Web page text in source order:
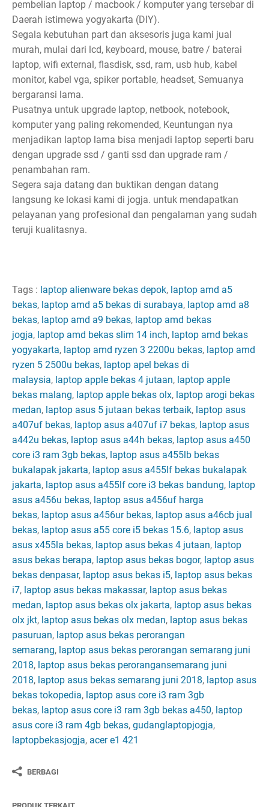
pembelian laptop / macbook / komputer yang tersebar di
Daerah istimewa yogyakarta (DIY).
Segala kebutuhan part dan aksesoris juga kami jual
murah, mulai dari lcd, keyboard, mouse, batre / baterai
laptop, wifi external, flasdisk, ssd, ram, usb hub, kabel
monitor, kabel vga, spiker portable, headset, Semuanya
bergaransi lama.
Pusatnya untuk upgrade laptop, netbook, notebook,
komputer yang paling rekomended, Keuntungan nya
menjadikan laptop lama bisa menjadi laptop seperti baru
dengan upgrade ssd / ganti ssd dan upgrade ram /
penambahan ram.
Segera saja datang dan buktikan dengan datang
langsung ke lokasi kami di jogja. untuk mendapatkan
pelayanan yang profesional dan pengalaman yang sudah
teruji kualitasnya.
Tags : laptop alienware bekas depok, laptop amd a5
bekas, laptop amd a5 bekas di surabaya, laptop amd a8
bekas, laptop amd a9 bekas, laptop amd bekas
jogja, laptop amd bekas slim 14 inch, laptop amd bekas
yogyakarta, laptop amd ryzen 3 2200u bekas, laptop amd
ryzen 5 2500u bekas, laptop apel bekas di
malaysia, laptop apple bekas 4 jutaan, laptop apple
bekas malang, laptop apple bekas olx, laptop arogi bekas
medan, laptop asus 5 jutaan bekas terbaik, laptop asus
a407uf bekas, laptop asus a407uf i7 bekas, laptop asus
a442u bekas, laptop asus a44h bekas, laptop asus a450
core i3 ram 3gb bekas, laptop asus a455lb bekas
bukalapak jakarta, laptop asus a455lf bekas bukalapak
jakarta, laptop asus a455lf core i3 bekas bandung, laptop
asus a456u bekas, laptop asus a456uf harga
bekas, laptop asus a456ur bekas, laptop asus a46cb jual
bekas, laptop asus a55 core i5 bekas 15.6, laptop asus
asus x455la bekas, laptop asus bekas 4 jutaan, laptop
asus bekas berapa, laptop asus bekas bogor, laptop asus
bekas denpasar, laptop asus bekas i5, laptop asus bekas
i7, laptop asus bekas makassar, laptop asus bekas
medan, laptop asus bekas olx jakarta, laptop asus bekas
olx jkt, laptop asus bekas olx medan, laptop asus bekas
pasuruan, laptop asus bekas perorangan
semarang, laptop asus bekas perorangan semarang juni
2018, laptop asus bekas perorangansemarang juni
2018, laptop asus bekas semarang juni 2018, laptop asus
bekas tokopedia, laptop asus core i3 ram 3gb
bekas, laptop asus core i3 ram 3gb bekas a450, laptop
asus core i3 ram 4gb bekas, gudanglaptopjogja,
laptopbekasjogja, acer e1 421
BERBAGI